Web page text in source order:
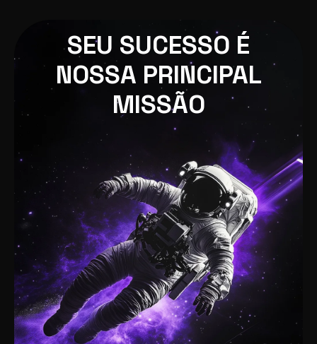
SEU SUCESSO É
NOSSA PRINCIPAL
MISSÃO